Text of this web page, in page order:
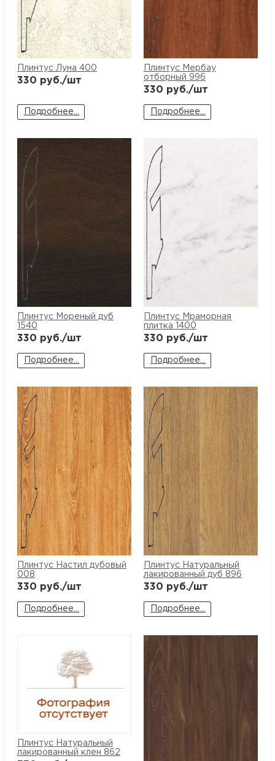
Плинтус Луна 400
330 руб./шт
Подробнее...
Плинтус Мербау
отборный 996
330 руб./шт
Подробнее...
Плинтус Мореный дуб
1540
330 руб./шт
Подробнее...
Плинтус Мраморная
плитка 1400
330 руб./шт
Подробнее...
Плинтус Настил дубовый
008
330 руб./шт
Подробнее...
Плинтус Натуральный
лакированный дуб 896
330 руб./шт
Подробнее...
Плинтус Натуральный
лакированный клен 862